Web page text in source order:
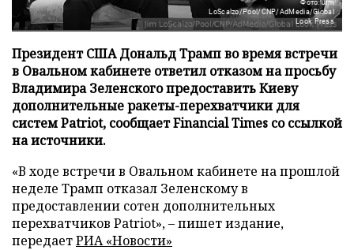
Фото: Jim
LoScalzo/Pool/CNP/AdMedia/Global
Look Press
Президент США Дональд Трамп во время встречи
в Овальном кабинете ответил отказом на просьбу
Владимира Зеленского предоставить Киеву
дополнительные ракеты-перехватчики для
систем Patriot, сообщает Financial Times со ссылкой
на источники.
«В ходе встречи в Овальном кабинете на прошлой
неделе Трамп отказал Зеленскому в
предоставлении сотен дополнительных
перехватчиков Patriot», – пишет издание,
передаетРИА «Новости»